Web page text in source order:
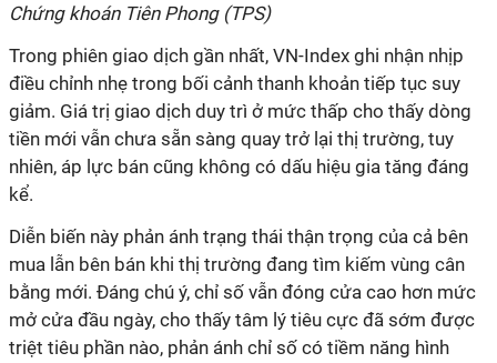
Chứng khoán Tiên Phong (TPS)
Trong phiên giao dịch gần nhất, VN-Index ghi nhận nhịp
điều chỉnh nhẹ trong bối cảnh thanh khoản tiếp tục suy
giảm. Giá trị giao dịch duy trì ở mức thấp cho thấy dòng
tiền mới vẫn chưa sẵn sàng quay trở lại thị trường, tuy
nhiên, áp lực bán cũng không có dấu hiệu gia tăng đáng
kể.
Diễn biến này phản ánh trạng thái thận trọng của cả bên
mua lẫn bên bán khi thị trường đang tìm kiếm vùng cân
bằng mới. Đáng chú ý, chỉ số vẫn đóng cửa cao hơn mức
mở cửa đầu ngày, cho thấy tâm lý tiêu cực đã sớm được
triệt tiêu phần nào, phản ánh chỉ số có tiềm năng hình